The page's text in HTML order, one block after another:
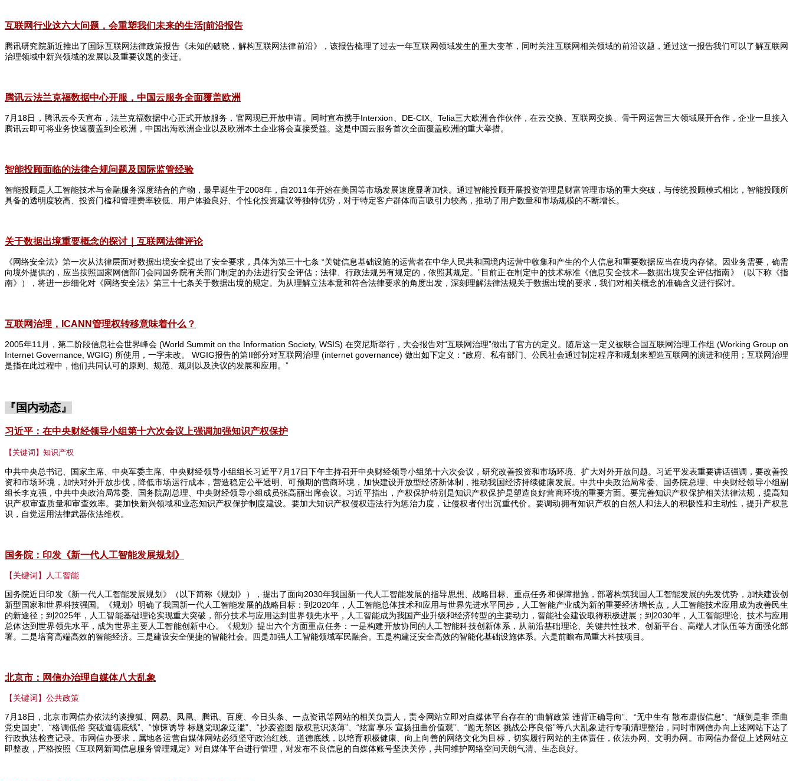
互联网行业这六大问题，会重塑我们未来的生活|前沿报告
腾讯研究院新近推出了国际互联网法律政策报告《未知的破晓，解构互联网法律前沿》，该报告梳理了过去一年互联网领域发生的重大变革，同时关注互联网相关领域的前沿议题，通过这一报告我们可以了解互联网
治理领域中新兴领域的发展以及重要议题的变迁。
腾讯云法兰克福数据中心开服，中国云服务全面覆盖欧洲
7 月 18日，腾讯云今天宣布，法兰克福数据中心正式开放服务，官网现已开放申请。同时宣布携手Interxion DE-CIX、 Telia三大欧洲合作伙伴，在云交换、互联网交换、骨干网运营三大领域展开合作，企业一旦接入
腾讯云即可将业务快速覆盖到全欧洲，中国出海欧洲企业以及欧洲本土企业将会直接受益。这是中国云服务首次全面覆盖欧洲的重大举措。
智能投顾面临的法律合规问题及国际监管经验
智能投顾是人工智能技术与金融服务深度结合的产物，最早诞生于2008年，自2011 年开始在美国等市场发展速度显著加快。通过智能投顾开展投资管理是财富管理市场的重大突破，与传统投顾模式相比，智能投顾所
具备的透明度较高、投资门槛和管理费率较低、用户体验良好、个性化投资建议等独特优势，对于特定客户群体而言吸引力较高，推动了用户数量和市场规模的不断增长。
关于数据出境重要概念的探讨｜互联网法律评论
《网络安全法》第一次从法律层面对数据出境安全提出了安全要求，具体为第三十七条 “关键信息基础设施的运营者在中华人民共和国境内运营中收集和产生的个人信息和重要数据应当在境内存储。因业务需要，确需
向境外提供的，应当按照国家网信部门会同国务院有关部门制定的办法进行安全评估；法律、行政法规另有规定的，依照其规定。”目前正在制定中的技术标准《信息安全技术—数据出境安全评估指南》（以下称《指
南》），将进一步细化对《网络安全法》第三十七条关于数据出境的规定。为从理解立法本意和符合法律要求的角度出发，深刻理解法律法规关于数据出境的要求，我们对相关概念的准确含义进行探讨。
互联网治理，ICANN管理权转移意味着什么？
2005年11 月，第二阶段信息社会世界峰会 (World Summit on the Information Society, WSIS) 在突尼斯举行，大会报告对“互联网治理”做出了官方的定义。随后这一定义被联合国互联网治理工作组 (Working Group on
Internet Governance, WGIG) 所使用，一字未改。 WGIG报告的第II部分对互联网治理 (internet governance) 做出如下定义：“政府、私有部门、公民社会通过制定程序和规划来塑造互联网的演进和使用；互联网治理
是指在此过程中，他们共同认可的原则、规范、规则以及决议的发展和应用。”
『国内动态』
习近平：在中央财经领导小组第十六次会议上强调加强知识产权保护
【关键词】知识产权
中共中央总书记、国家主席、中央军委主席、中央财经领导小组组长习近平7 月 17日下午主持召开中央财经领导小组第十六次会议，研究改善投资和市场环境、扩大对外开放问题。习近平发表重要讲话强调，要改善投
资和市场环境，加快对外开放步伐，降低市场运行成本，营造稳定公平透明、可预期的营商环境，加快建设开放型经济新体制，推动我国经济持续健康发展。中共中央政治局常委、国务院总理、中央财经领导小组副
组长李克强，中共中央政治局常委、国务院副总理、中央财经领导小组成员张高丽出席会议。习近平指出，产权保护特别是知识产权保护是塑造良好营商环境的重要方面。要完善知识产权保护相关法律法规，提高知
识产权审查质量和审查效率。要加快新兴领域和业态知识产权保护制度建设。要加大知识产权侵权违法行为惩治力度，让侵权者付出沉重代价。要调动拥有知识产权的自然人和法人的积极性和主动性，提升产权意
识，自觉运用法律武器依法维权。
国务院：印发《新一代人工智能发展规划》
【关键词】人工智能
国务院近日印发《新一代人工智能发展规划》（以下简称《规划》），提出了面向2030年我国新一代人工智能发展的指导思想、战略目标、重点任务和保障措施，部署构筑我国人工智能发展的先发优势，加快建设创
新型国家和世界科技强国。《规划》明确了我国新一代人工智能发展的战略目标：到 2020年，人工智能总体技术和应用与世界先进水平同步，人工智能产业成为新的重要经济增长点，人工智能技术应用成为改善民生
的新途径；到 2025年，人工智能基础理论实现重大突破，部分技术与应用达到世界领先水平，人工智能成为我国产业升级和经济转型的主要动力，智能社会建设取得积极进展；到 2030年，人工智能理论、技术与应用
总体达到世界领先水平，成为世界主要人工智能创新中心。《规划》提出六个方面重点任务：一是构建开放协同的人工智能科技创新体系，从前沿基础理论、关键共性技术、创新平台、高端人才队伍等方面强化部
署。二是培育高端高效的智能经济。三是建设安全便捷的智能社会。四是加强人工智能领域军民融合。五是构建泛安全高效的智能化基础设施体系。六是前瞻布局重大科技项目。
北京市：网信办治理自媒体八大乱象
【关键词】公共政策
7 月 18日，北京市网信办依法约谈搜狐、网易、凤凰、腾讯、百度、今日头条、一点资讯等网站的相关负责人，责令网站立即对自媒体平台存在的“曲解政策 违背正确导向”、“无中生有 散布虚假信息”、“颠倒是非 歪曲
党史国史”、“格调低俗 突破道德底线”、“惊悚诱导 标题党现象泛滥”、“抄袭盗图 版权意识淡薄”、“炫富享乐 宣扬扭曲价值观”、“题无禁区 挑战公序良俗”等八大乱象进行专项清理整治，同时市网信办向上述网站下达了
行政执法检查记录。市网信办要求，属地各运营自媒体网站必须坚守政治红线、道德底线，以培育积极健康、向上向善的网络文化为目标，切实履行网站的主体责任，依法办网、文明办网。市网信办督促上述网站立
即整改，严格按照《互联网新闻信息服务管理规定》对自媒体平台进行管理，对发布不良信息的自媒体账号坚决关停，共同维护网络空间天朗气清、生态良好。